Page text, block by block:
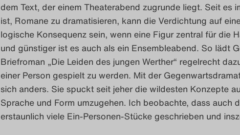
dem Text, der einem Theaterabend zugrunde liegt. Seit es
ist, Romane zu dramatisieren, kann die Verdichtung auf
logische Konsequenz sein, wenn eine Figur zentral für die
und günstiger ist es auch als ein Ensembleabend. So lädt
Briefroman „Die Leiden des jungen Werther“ regelrecht
einer Person gespielt zu werden. Mit der
sich anders. Sie spuckt seit jeher die wildesten Konzepte
Sprache und Form umzugehen. Ich beobachte, dass auch
erstaunlich viele Ein-Personen-Stücke geschrieben und